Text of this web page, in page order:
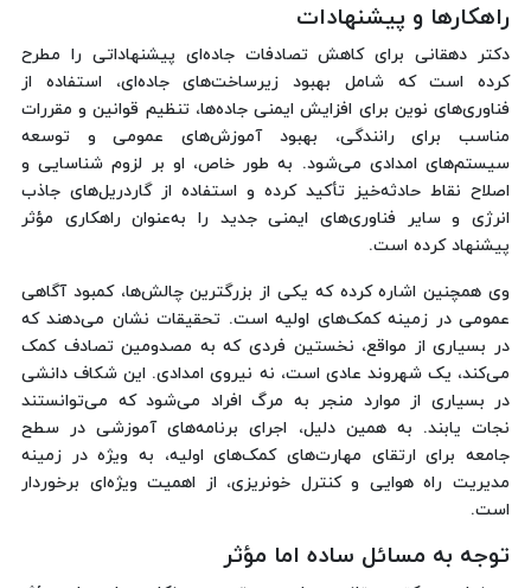
راهکارها و پیشنهادات
دکتر دهقانی برای کاهش تصادفات جاده‌ای پیشنهاداتی را مطرح
کرده است که شامل بهبود زیرساخت‌های جاده‌ای، استفاده از
فناوری‌های نوین برای افزایش ایمنی جاده‌ها، تنظیم قوانین و مقررات
مناسب برای رانندگی، بهبود آموزش‌های عمومی و توسعه
سیستم‌های امدادی می‌شود. به طور خاص، او بر لزوم شناسایی و
اصلاح نقاط حادثه‌خیز تأکید کرده و استفاده از گاردریل‌های جاذب
انرژی و سایر فناوری‌های ایمنی جدید را به‌عنوان راهکاری مؤثر
پیشنهاد کرده است.
وی همچنین اشاره کرده که یکی از بزرگترین چالش‌ها، کمبود آگاهی
عمومی در زمینه کمک‌های اولیه است. تحقیقات نشان می‌دهند که
در بسیاری از مواقع، نخستین فردی که به مصدومین تصادف کمک
می‌کند، یک شهروند عادی است، نه نیروی امدادی. این شکاف دانشی
در بسیاری از موارد منجر به مرگ افراد می‌شود که می‌توانستند
نجات یابند. به همین دلیل، اجرای برنامه‌های آموزشی در سطح
جامعه برای ارتقای مهارت‌های کمک‌های اولیه، به ویژه در زمینه
مدیریت راه هوایی و کنترل خونریزی، از اهمیت ویژه‌ای برخوردار
است.
توجه به مسائل ساده اما مؤثر